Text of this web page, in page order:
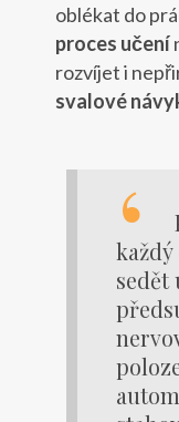
oblékat do
proces učení
rozvíjet i
svalové
sedět